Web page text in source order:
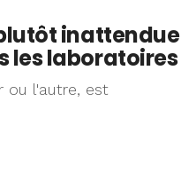
inattendue
les laboratoires
ou l'autre, est